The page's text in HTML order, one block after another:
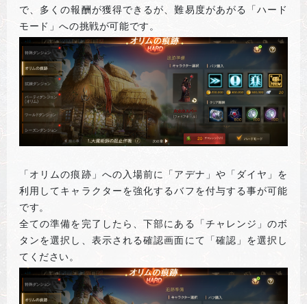
で、多くの報酬が獲得できるが、難易度があがる「ハード
モード」への挑戦が可能です。
「オリムの痕跡」への入場前に「アデナ」や「ダイヤ」を
利用してキャラクターを強化するバフを付与する事が可能
です。
全ての準備を完了したら、下部にある「チャレンジ」のボ
タンを選択し、表示される確認画面にて「確認」を選択し
てください。